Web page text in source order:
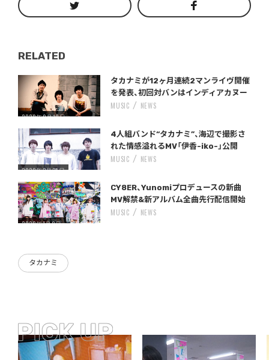
RELATED
Warning : Undefined variable $post_id in
/home/storywriter/storywriter.tokyo/public_html/wp-content/themes/StoryWriter/single.phpon line242
タカナミが12ヶ月連続2マンライヴ開催
を発表、初回対バンはインディアカヌー
2020年9月18日
MUSIC NEWS
Warning : Undefined variable $post_id in
/home/storywriter/storywriter.tokyo/public_html/wp-content/themes/StoryWriter/single.phpon line242
4人組バンド“タカナミ”、海辺で撮影さ
れた情感溢れるMV「伊香-iko-」公開
2020年2月25日
MUSIC NEWS
Warning : Undefined variable $post_id in
/home/storywriter/storywriter.tokyo/public_html/wp-content/themes/StoryWriter/single.phpon line242
CY8ER、Yunomiプロデュースの新曲
MV解禁&新アルバム全曲先行配信開始
2020年1月8日
MUSIC NEWS
タカナミ